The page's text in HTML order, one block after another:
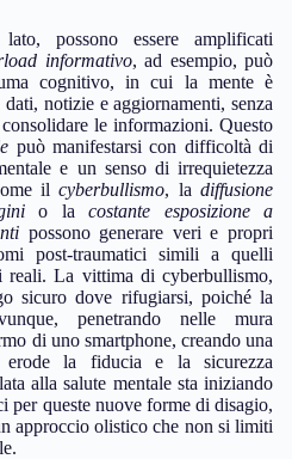
possono essere amplificati
informativo, ad esempio, può
cognitivo, in cui la mente è
notizie e aggiornamenti, senza
le informazioni. Questo
può manifestarsi con difficoltà di
e un senso di irrequietezza
ilcyberbullismo, ladiffusione
o la costante esposizione a
possono generare veri e propri
post-traumatici simili a quelli
reali. La vittima di cyberbullismo,
sicuro dove rifugiarsi, poiché la
penetrando nelle mura
di uno smartphone, creando una
erode la fiducia e la sicurezza
alla salute mentale sta iniziando
per queste nuove forme di disagio,
approccio olistico che non si limiti